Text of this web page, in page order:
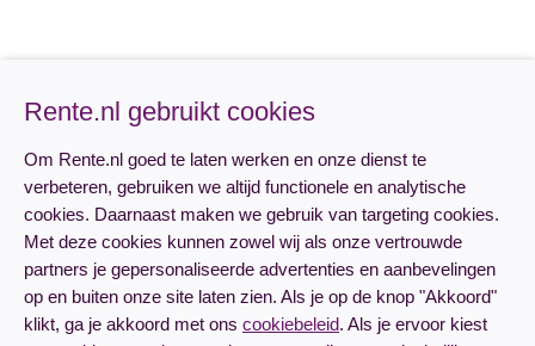
Rente.nl gebruikt cookies
Om Rente.nl goed te laten werken en onze dienst te
verbeteren, gebruiken we altijd functionele en analytische
cookies. Daarnaast maken we gebruik van targeting cookies.
Met deze cookies kunnen zowel wij als onze vertrouwde
partners je gepersonaliseerde advertenties en aanbevelingen
op en buiten onze site laten zien. Als je op de knop "Akkoord"
klikt, ga je akkoord met ons cookiebeleid. Als je ervoor kiest